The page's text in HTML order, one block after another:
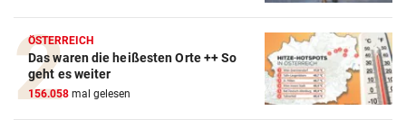
ÖSTERREICH
Das waren die heißesten Orte ++ So
geht es weiter
156.058 mal gelesen